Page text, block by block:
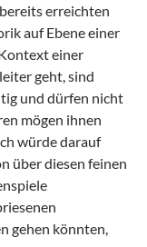
erreichten
auf Ebene einer
einer
geht, sind
und dürfen nicht
mögen ihnen
würde darauf
über diesen feinen
gehen könnten,